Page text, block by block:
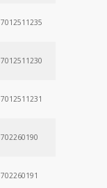
7012511235
7012511230
7012511231
702260190
702260191